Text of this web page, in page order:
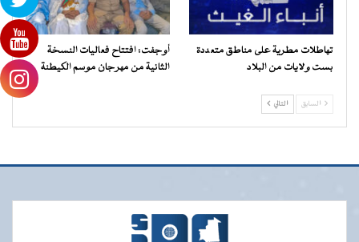
تهاطلات مطرية على مناطق متعددة
بست ولايات من البلاد
أوجفت: افتتاح فعاليات النسخة
الثانية من مهرجان موسم الكيطنة
السابق التالي